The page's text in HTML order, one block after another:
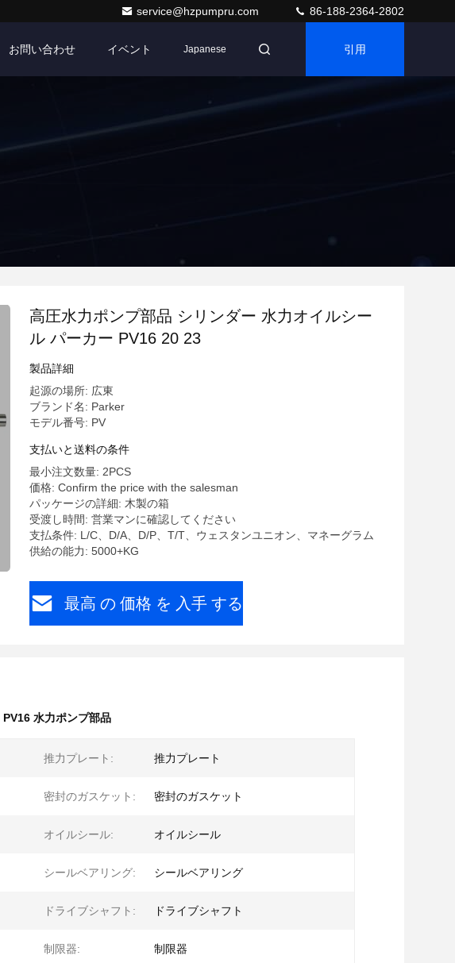
service@hzpumpru.com 86-188-2364-2802
お問い合わせ イベント Japanese 引用
高圧水力ポンプ部品 シリンダー 水力オイルシー
ル パーカー PV16 20 23
製品詳細
起源の場所: 広東
ブランド名: Parker
モデル番号: PV
支払いと送料の条件
最小注文数量: 2PCS
価格: Confirm the price with the salesman
パッケージの詳細: 木製の箱
受渡し時間: 営業マンに確認してください
支払条件: L/C、D/A、D/P、T/T、ウェスタンユニオン、マネーグラム
供給の能力: 5000+KG
最高 の 価格 を 入手 する
PV16 水力ポンプ部品
推力プレート: 推力プレート
密封のガスケット: 密封のガスケット
オイルシール: オイルシール
シールベアリング: シールベアリング
ドライブシャフト: ドライブシャフト
制限器: 制限器